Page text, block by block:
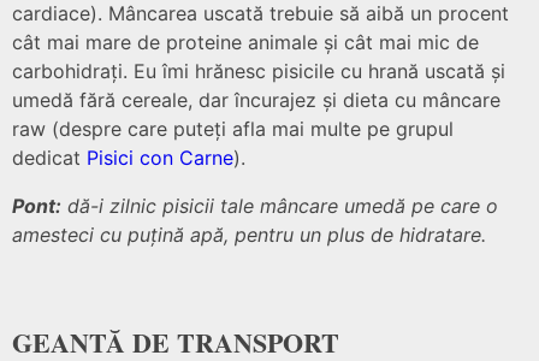
cardiace). Mâncarea uscată trebuie să aibă un procent
cât mai mare de proteine animale și cât mai mic de
carbohidrați. Eu îmi hrănesc pisicile cu hrană uscată și
umedă fără cereale, dar încurajez și dieta cu mâncare
raw (despre care puteți afla mai multe pe grupul
dedicat Pisici con Carne).
Pont: dă-i zilnic pisicii tale mâncare umedă pe care o
amesteci cu puțină apă, pentru un plus de hidratare.
GEANTĂ DE TRANSPORT